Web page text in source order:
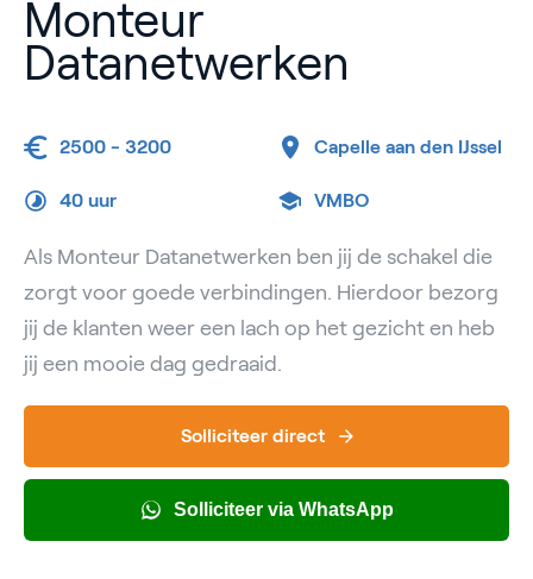
Monteur
Datanetwerken
2500 - 3200 Capelle aan den IJssel
40 uur VMBO
Als Monteur Datanetwerken ben jij de schakel die
zorgt voor goede verbindingen. Hierdoor bezorg
jij de klanten weer een lach op het gezicht en heb
jij een mooie dag gedraaid.
Solliciteer direct
Solliciteer via WhatsApp